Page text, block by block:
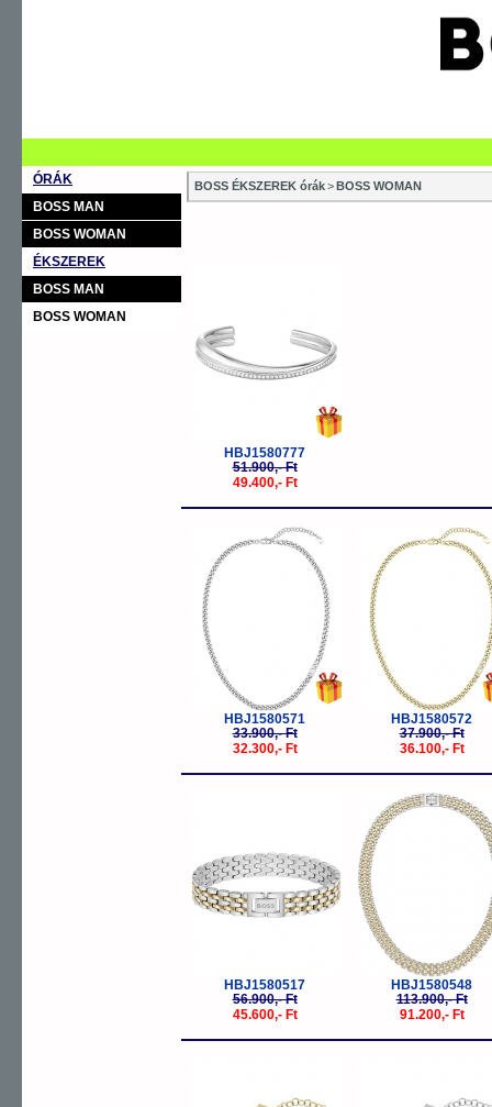
ÓRÁK
BOSS MAN
BOSS WOMAN
ÉKSZEREK
BOSS MAN
BOSS WOMAN
BOSS ÉKSZEREK órák>BOSS WOMAN
HBJ1580777
51.900,- Ft
49.400,- Ft
-5%
HBJ1580571
33.900,- Ft
32.300,- Ft
-
HBJ1580572
37.900,- Ft
36.100,- Ft
HBJ1580517
56.900,- Ft
45.600,- Ft
-
HBJ1580548
113.900,- Ft
91.200,- Ft